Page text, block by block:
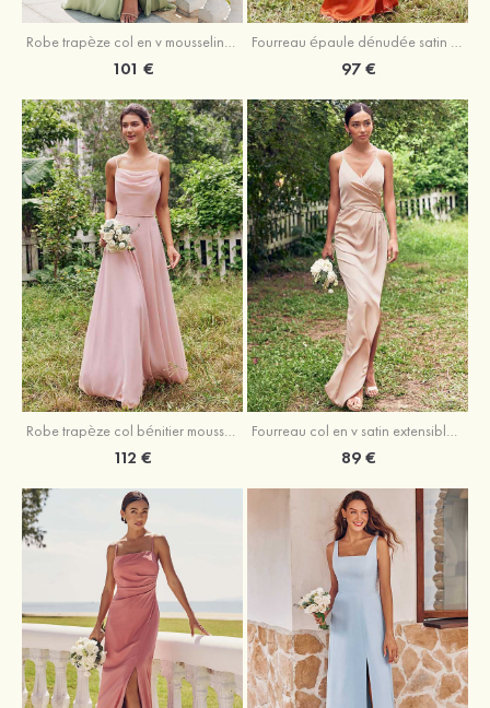
Robe trapèze col en v mousseline ras du sol robe de demoiselle d'honneur
101 €
Fourreau épaule dénudée satin extensible ras du sol robe de demoiselle d'honneur
97 €
Robe trapèze col bénitier mousseline ras du sol robe de demoiselle d'honneur
112 €
Fourreau col en v satin extensible asymétrique robe de demoiselle d'honneur
89 €